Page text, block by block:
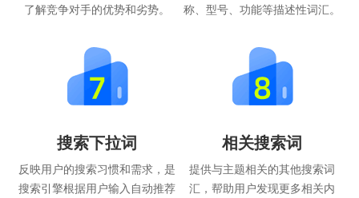
了解竞争对手的优势和劣势。
称、型号、功能等描述性词汇。
搜索下拉词
反映用户的搜索习惯和需求，是
搜索引擎根据用户输入自动推荐
相关搜索词
提供与主题相关的其他搜索词
汇，帮助用户发现更多相关内